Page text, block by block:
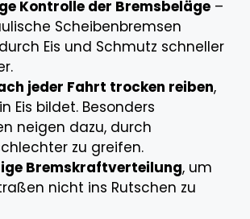
Kontrolle der Bremsbeläge –
Scheibenbremsen
Eis und Schmutz schneller
jeder Fahrt trocken reiben,
Eis bildet. Besonders
neigen dazu, durch
zu greifen.
Bremskraftverteilung, um
nicht ins Rutschen zu